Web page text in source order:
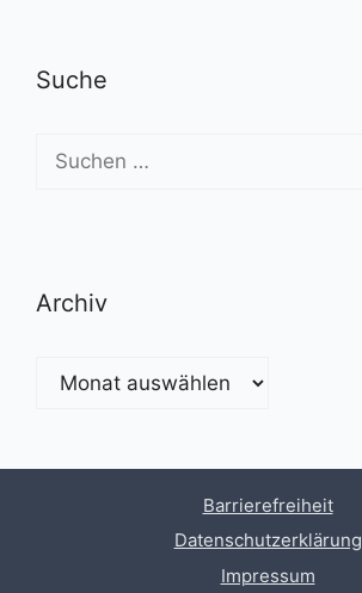
Suche
nach:
Archiv
Archiv
Barrierefreiheit
Datenschutzerklärung
Impressum